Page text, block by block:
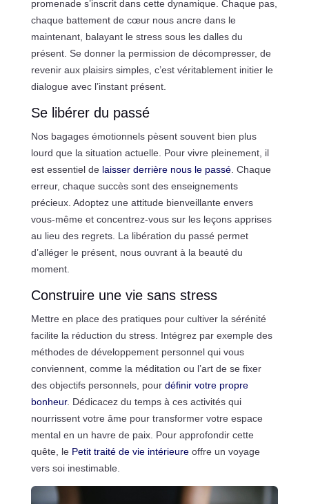
promenade s’inscrit dans cette dynamique. Chaque pas,
chaque battement de cœur nous ancre dans le
maintenant, balayant le stress sous les dalles du
présent. Se donner la permission de décompresser, de
revenir aux plaisirs simples, c’est véritablement initier le
dialogue avec l’instant présent.
Se libérer du passé
Nos bagages émotionnels pèsent souvent bien plus
lourd que la situation actuelle. Pour vivre pleinement, il
est essentiel de laisser derrière nous le passé. Chaque
erreur, chaque succès sont des enseignements
précieux. Adoptez une attitude bienveillante envers
vous-même et concentrez-vous sur les leçons apprises
au lieu des regrets. La libération du passé permet
d’alléger le présent, nous ouvrant à la beauté du
moment.
Construire une vie sans stress
Mettre en place des pratiques pour cultiver la sérénité
facilite la réduction du stress. Intégrez par exemple des
méthodes de développement personnel qui vous
conviennent, comme la méditation ou l’art de se fixer
des objectifs personnels, pour définir votre propre
bonheur. Dédicacez du temps à ces activités qui
nourrissent votre âme pour transformer votre espace
mental en un havre de paix. Pour approfondir cette
quête, le Petit traité de vie intérieureoffre un voyage
vers soi inestimable.